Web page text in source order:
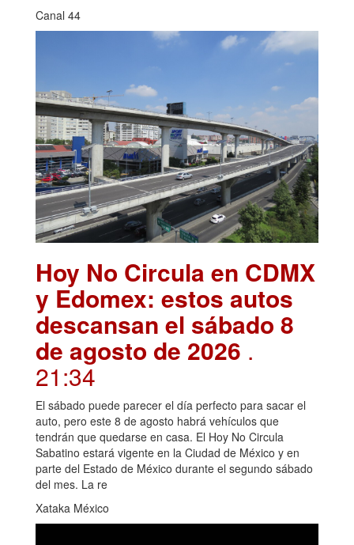
Canal 44
Hoy No Circula en CDMX
y Edomex: estos autos
descansan el sábado 8
de agosto de 2026 .
21:34
El sábado puede parecer el día perfecto para sacar el
auto, pero este 8 de agosto habrá vehículos que
tendrán que quedarse en casa. El Hoy No Circula
Sabatino estará vigente en la Ciudad de México y en
parte del Estado de México durante el segundo sábado
del mes. La re
Xataka México